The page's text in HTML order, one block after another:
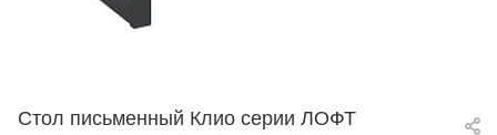
Стол письменный Клио серии ЛОФТ